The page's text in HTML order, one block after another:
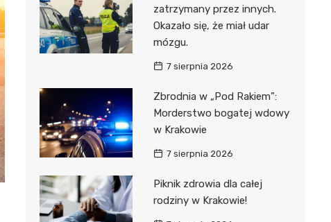
zatrzymany przez innych.
Okazało się, że miał udar
mózgu.
7 sierpnia 2026
Zbrodnia w „Pod Rakiem”:
Morderstwo bogatej wdowy
w Krakowie
7 sierpnia 2026
Piknik zdrowia dla całej
rodziny w Krakowie!